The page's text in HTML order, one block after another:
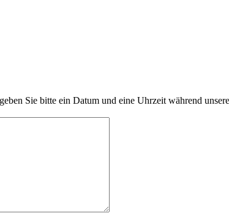
Sie bitte ein Datum und eine Uhrzeit während